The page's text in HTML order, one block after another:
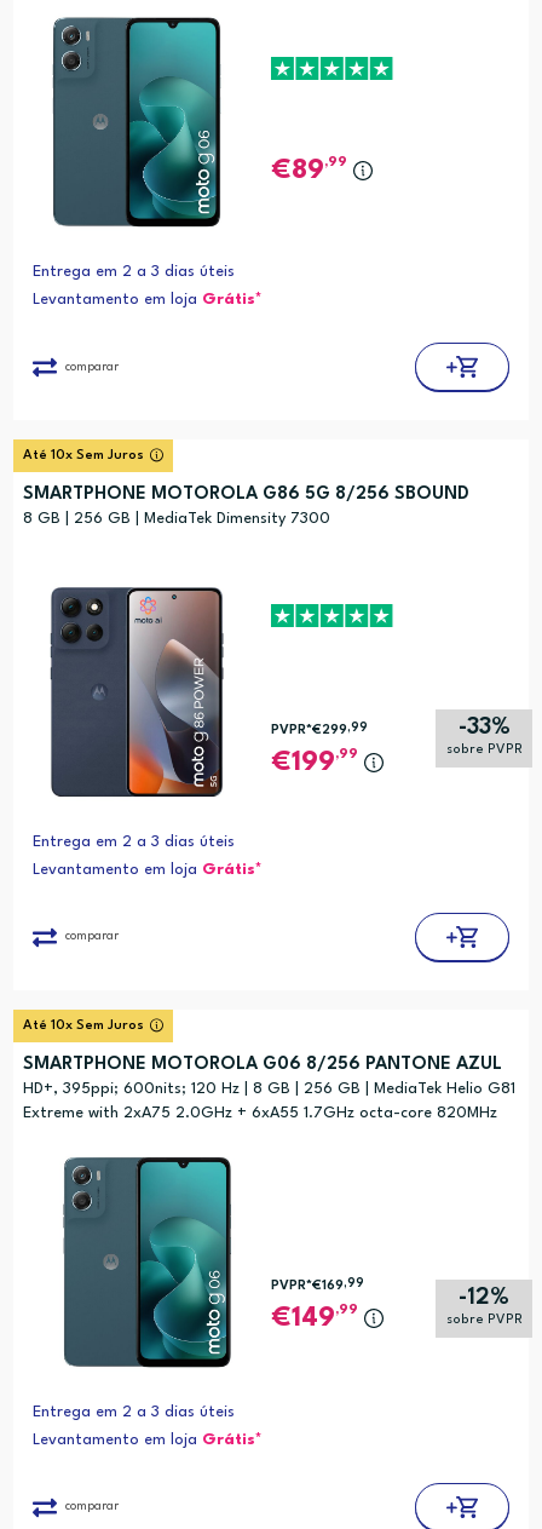
89,99
Entrega em 2 a 3 dias úteis
Levantamento em loja Grátis*
comparar
Até 10x Sem Juros
SMARTPHONE MOTOROLA G86 5G 8/256 SBOUND
8 GB | 256 GB | MediaTek Dimensity 7300
-33%
sobre PVPR
PVPR*€299,99
199,99
Entrega em 2 a 3 dias úteis
Levantamento em loja Grátis*
comparar
Até 10x Sem Juros
SMARTPHONE MOTOROLA G06 8/256 PANTONE AZUL
HD+, 395ppi; 600nits; 120 Hz | 8 GB | 256 GB | MediaTek Helio G81
Extreme with 2xA75 2.0GHz + 6xA55 1.7GHz octa-core 820MHz
-12%
sobre PVPR
PVPR*€169 ,99
149,99
Entrega em 2 a 3 dias úteis
Levantamento em loja Grátis*
comparar